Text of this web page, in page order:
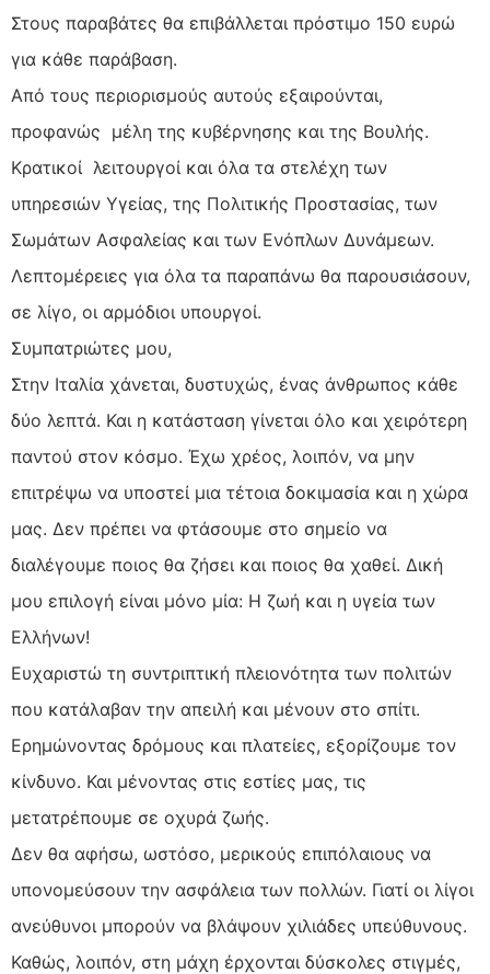
Στους παραβάτες θα επιβάλλεται πρόστιμο 150 ευρώ
για κάθε παράβαση.
Από τους περιορισμούς αυτούς εξαιρούνται,
προφανώς μέλη της κυβέρνησης και της Βουλής.
Κρατικοί λειτουργοί και όλα τα στελέχη των
υπηρεσιών Υγείας, της Πολιτικής Προστασίας, των
Σωμάτων Ασφαλείας και των Ενόπλων Δυνάμεων.
Λεπτομέρειες για όλα τα παραπάνω θα παρουσιάσουν,
σε λίγο, οι αρμόδιοι υπουργοί.
Συμπατριώτες μου,
Στην Ιταλία χάνεται, δυστυχώς, ένας άνθρωπος κάθε
δύο λεπτά. Και η κατάσταση γίνεται όλο και χειρότερη
παντού στον κόσμο. Έχω χρέος, λοιπόν, να μην
επιτρέψω να υποστεί μια τέτοια δοκιμασία και η χώρα
μας. Δεν πρέπει να φτάσουμε στο σημείο να
διαλέγουμε ποιος θα ζήσει και ποιος θα χαθεί. Δική
μου επιλογή είναι μόνο μία: Η ζωή και η υγεία των
Ελλήνων!
Ευχαριστώ τη συντριπτική πλειονότητα των πολιτών
που κατάλαβαν την απειλή και μένουν στο σπίτι.
Ερημώνοντας δρόμους και πλατείες, εξορίζουμε τον
κίνδυνο. Και μένοντας στις εστίες μας, τις
μετατρέπουμε σε οχυρά ζωής.
Δεν θα αφήσω, ωστόσο, μερικούς επιπόλαιους να
υπονομεύσουν την ασφάλεια των πολλών. Γιατί οι λίγοι
ανεύθυνοι μπορούν να βλάψουν χιλιάδες υπεύθυνους.
Καθώς, λοιπόν, στη μάχη έρχονται δύσκολες στιγμές,